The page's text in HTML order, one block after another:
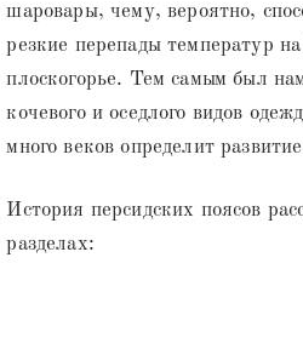
шаровары, чему, вероятно,
резкие перепады температур
плоскогорье. Тем самым был
кочевого и оседлого видов
много веков определит
История персидских поясов
разделах: